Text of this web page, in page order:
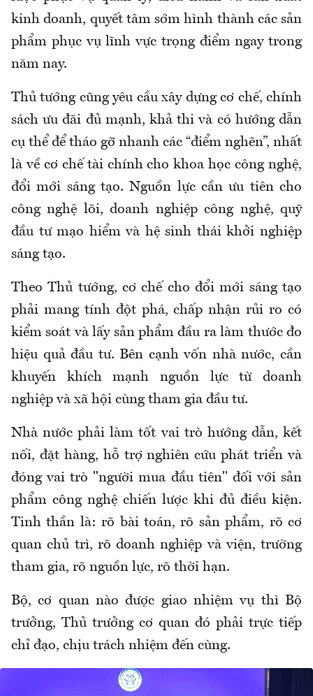
kinh doanh, quyết tâm sớm hình thành các sản
phẩm phục vụ lĩnh vực trọng điểm ngay trong
năm nay.
Thủ tướng cũng yêu cầu xây dựng cơ chế, chính
sách ưu đãi đủ mạnh, khả thi và có hướng dẫn
cụ thể để tháo gỡ nhanh các “điểm nghẽn”, nhất
là về cơ chế tài chính cho khoa học công nghệ,
đổi mới sáng tạo. Nguồn lực cần ưu tiên cho
công nghệ lõi, doanh nghiệp công nghệ, quỹ
đầu tư mạo hiểm và hệ sinh thái khởi nghiệp
sáng tạo.
Theo Thủ tướng, cơ chế cho đổi mới sáng tạo
phải mang tính đột phá, chấp nhận rủi ro có
kiểm soát và lấy sản phẩm đầu ra làm thước đo
hiệu quả đầu tư. Bên cạnh vốn nhà nước, cần
khuyến khích mạnh nguồn lực từ doanh
nghiệp và xã hội cùng tham gia đầu tư.
Nhà nước phải làm tốt vai trò hướng dẫn, kết
nối, đặt hàng, hỗ trợ nghiên cứu phát triển và
đóng vai trò "người mua đầu tiên" đối với sản
phẩm công nghệ chiến lược khi đủ điều kiện.
Tinh thần là: rõ bài toán, rõ sản phẩm, rõ cơ
quan chủ trì, rõ doanh nghiệp và viện, trường
tham gia, rõ nguồn lực, rõ thời hạn.
Bộ, cơ quan nào được giao nhiệm vụ thì Bộ
trưởng, Thủ trưởng cơ quan đó phải trực tiếp
chỉ đạo, chịu trách nhiệm đến cùng.